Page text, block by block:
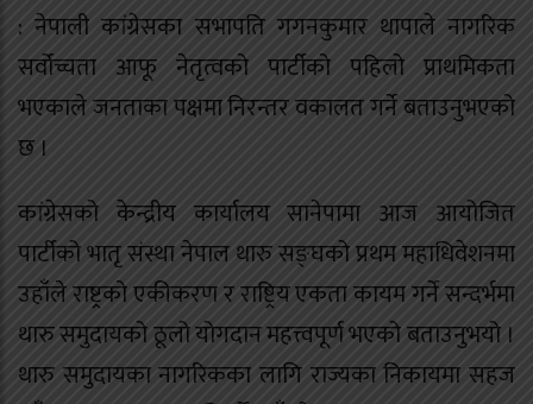
: नेपाली कांग्रेसका सभापति गगनकुमार थापाले नागरिक
सर्वोच्चता आफू नेतृत्वको पार्टीको पहिलो प्राथमिकता
भएकाले जनताका पक्षमा निरन्तर वकालत गर्ने बताउनुभएको
छ ।
कांग्रेसको केन्द्रीय कार्यालय सानेपामा आज आयोजित
पार्टीको भातृ संस्था नेपाल थारु सङ्घको प्रथम महाधिवेशनमा
उहाँले राष्ट्रको एकीकरण र राष्ट्रिय एकता कायम गर्ने सन्दर्भमा
थारु समुदायको ठूलो योगदान महत्त्वपूर्ण भएको बताउनुभयो ।
थारु समुदायका नागरिकका लागि राज्यका निकायमा सहज